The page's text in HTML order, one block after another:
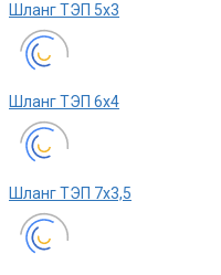
Шланг ТЭП 5х3
Шланг ТЭП 6х4
Шланг ТЭП 7х3,5